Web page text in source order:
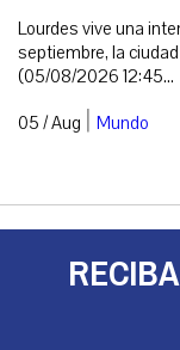
Lourdes vive una
septiembre, la
(05/08/2026 12:45...
05 / Aug | Mundo